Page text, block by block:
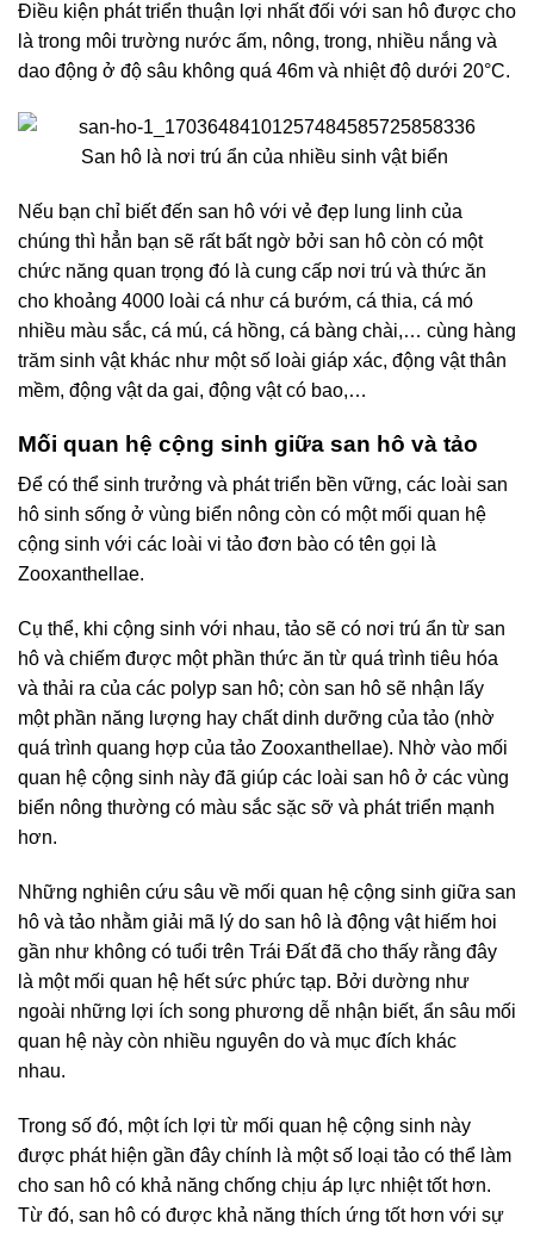
Điều kiện phát triển thuận lợi nhất đối với san hô được cho
là trong môi trường nước ấm, nông, trong, nhiều nắng và
dao động ở độ sâu không quá 46m và nhiệt độ dưới 20°C.
San hô là nơi trú ẩn của nhiều sinh vật biển
Nếu bạn chỉ biết đến san hô với vẻ đẹp lung linh của
chúng thì hẳn bạn sẽ rất bất ngờ bởi san hô còn có một
chức năng quan trọng đó là cung cấp nơi trú và thức ăn
cho khoảng 4000 loài cá như cá bướm, cá thia, cá mó
nhiều màu sắc, cá mú, cá hồng, cá bàng chài,… cùng hàng
trăm sinh vật khác như một số loài giáp xác, động vật thân
mềm, động vật da gai, động vật có bao,…
Mối quan hệ cộng sinh giữa san hô và tảo
Để có thể sinh trưởng và phát triển bền vững, các loài san
hô sinh sống ở vùng biển nông còn có một mối quan hệ
cộng sinh với các loài vi tảo đơn bào có tên gọi là
Zooxanthellae.
Cụ thể, khi cộng sinh với nhau, tảo sẽ có nơi trú ẩn từ san
hô và chiếm được một phần thức ăn từ quá trình tiêu hóa
và thải ra của các polyp san hô; còn san hô sẽ nhận lấy
một phần năng lượng hay chất dinh dưỡng của tảo (nhờ
quá trình quang hợp của tảo Zooxanthellae). Nhờ vào mối
quan hệ cộng sinh này đã giúp các loài san hô ở các vùng
biển nông thường có màu sắc sặc sỡ và phát triển mạnh
hơn.
Những nghiên cứu sâu về mối quan hệ cộng sinh giữa san
hô và tảo nhằm giải mã lý do san hô là động vật hiếm hoi
gần như không có tuổi trên Trái Đất đã cho thấy rằng đây
là một mối quan hệ hết sức phức tạp. Bởi dường như
ngoài những lợi ích song phương dễ nhận biết, ẩn sâu mối
quan hệ này còn nhiều nguyên do và mục đích khác
nhau.
Trong số đó, một ích lợi từ mối quan hệ cộng sinh này
được phát hiện gần đây chính là một số loại tảo có thể làm
cho san hô có khả năng chống chịu áp lực nhiệt tốt hơn.
Từ đó, san hô có được khả năng thích ứng tốt hơn với sự